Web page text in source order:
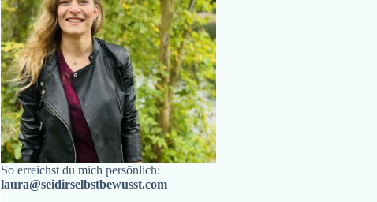
So erreichst du mich persönlich:
laura@seidirselbstbewusst.com